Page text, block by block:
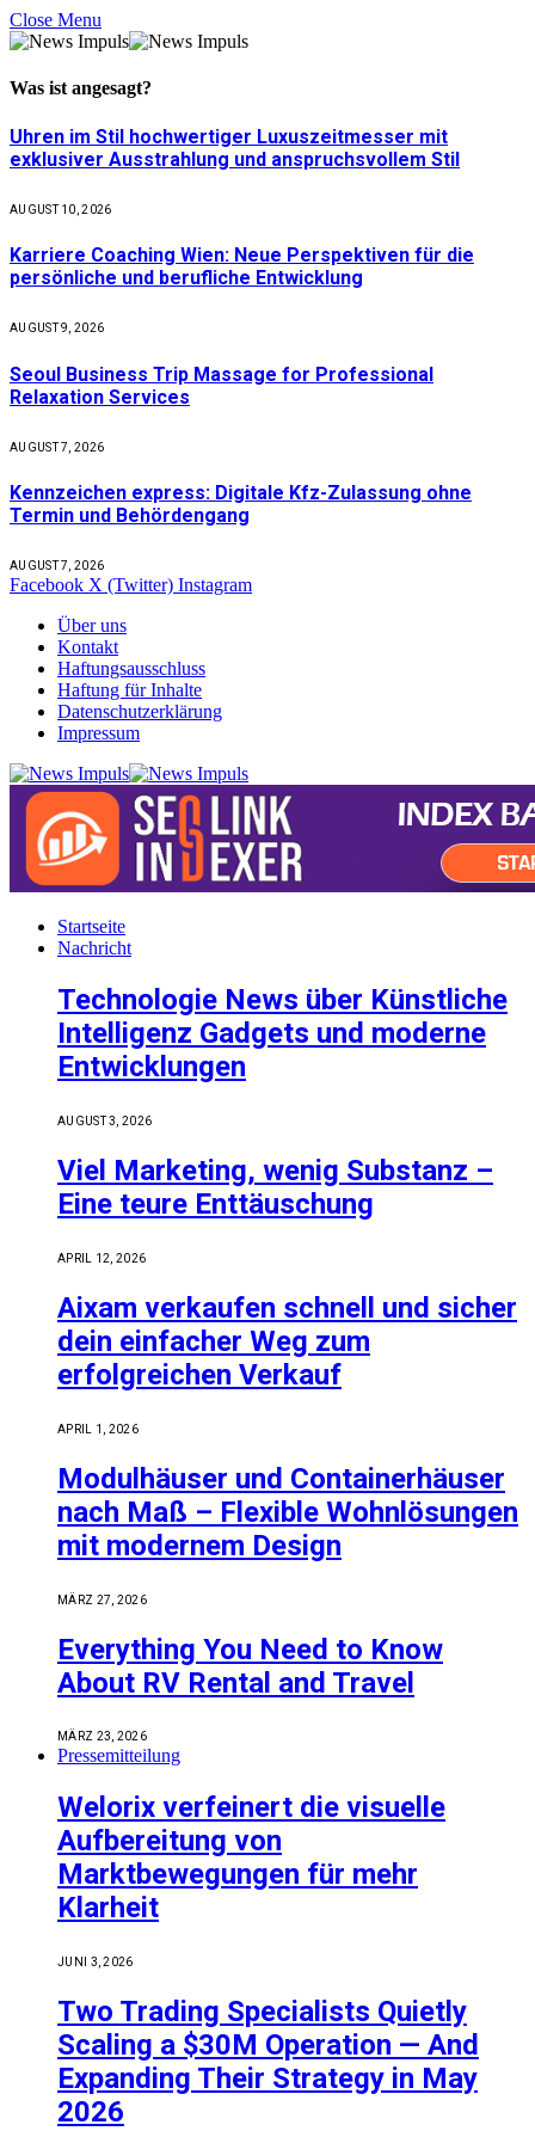
Close Menu
Was ist angesagt?
Uhren im Stil hochwertiger Luxuszeitmesser mit
exklusiver Ausstrahlung und anspruchsvollem Stil
AUGUST 10, 2026
Karriere Coaching Wien: Neue Perspektiven für die
persönliche und berufliche Entwicklung
AUGUST 9, 2026
Seoul Business Trip Massage for Professional
Relaxation Services
AUGUST 7, 2026
Kennzeichen express: Digitale Kfz-Zulassung ohne
Termin und Behördengang
AUGUST 7, 2026
Facebook X (Twitter) Instagram
Über uns
Kontakt
Haftungsausschluss
Haftung für Inhalte
Datenschutzerklärung
Impressum
Startseite
Nachricht
Technologie News über Künstliche
Intelligenz Gadgets und moderne
Entwicklungen
AUGUST 3, 2026
Viel Marketing, wenig Substanz –
Eine teure Enttäuschung
APRIL 12, 2026
Aixam verkaufen schnell und sicher
dein einfacher Weg zum
erfolgreichen Verkauf
APRIL 1, 2026
Modulhäuser und Containerhäuser
nach Maß – Flexible Wohnlösungen
mit modernem Design
MÄRZ 27, 2026
Everything You Need to Know
About RV Rental and Travel
MÄRZ 23, 2026
Pressemitteilung
Welorix verfeinert die visuelle
Aufbereitung von
Marktbewegungen für mehr
Klarheit
JUNI 3, 2026
Two Trading Specialists Quietly
Scaling a $30M Operation — And
Expanding Their Strategy in May
2026